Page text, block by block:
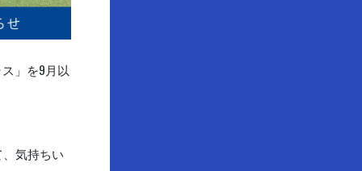
」を9月以
気持ちい